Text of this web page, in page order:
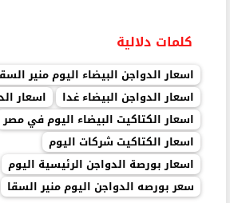
كلمات دلالية
اسعار الدواجن البيضاء اليوم منير
اسعار الدواجن البيضاء غدا
اسعار
اسعار الكتاكيت البيضاء اليوم في مصر
اسعار الكتاكيت شركات اليوم
اسعار بورصة الدواجن الرئيسية اليوم
سعر بورصه الدواجن اليوم منير السقا